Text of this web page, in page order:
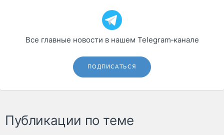
Все главные новости в нашем Telegram‑канале
ПОДПИСАТЬСЯ
Публикации по теме